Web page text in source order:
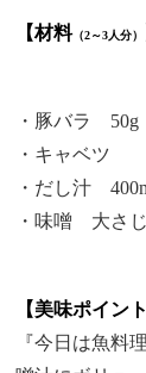
【材料（2～3人分）
・豚バラ
・キャベツ
・だし汁
・味噌 大さ
【美味ポイント
『今日は魚料